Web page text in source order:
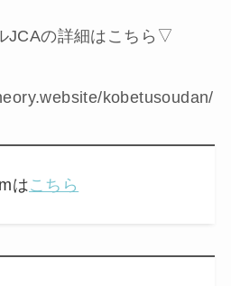
JCAの詳細はこちら▽
kobetusoudan/
はこちら